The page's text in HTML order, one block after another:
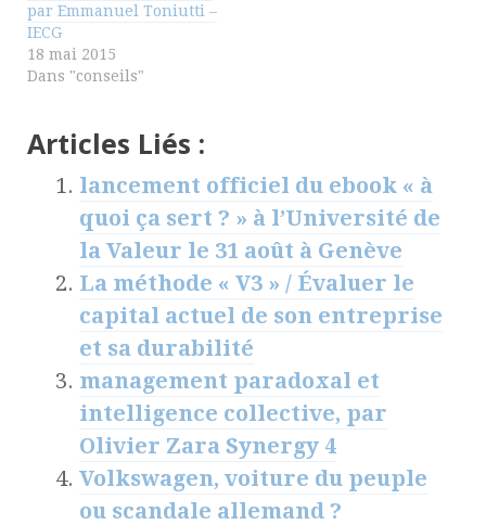
par Emmanuel Toniutti –
IECG
18 mai 2015
Dans "conseils"
Articles Liés :
lancement officiel du ebook « à
quoi ça sert ? » à l’Université de
la Valeur le 31 août à Genève
La méthode « V3 » / Évaluer le
capital actuel de son entreprise
et sa durabilité
management paradoxal et
intelligence collective, par
Olivier Zara Synergy 4
Volkswagen, voiture du peuple
ou scandale allemand ?